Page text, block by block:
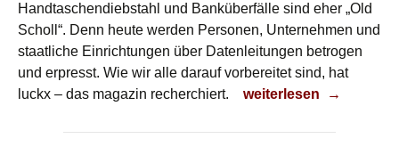
Handtaschendiebstahl und Banküberfälle sind eher „Old
Scholl“. Denn heute werden Personen, Unternehmen und
staatliche Einrichtungen über Datenleitungen betrogen
und erpresst. Wie wir alle darauf vorbereitet sind, hat
luckx – das magazin recherchiert.
Überfall
weiterlesen →